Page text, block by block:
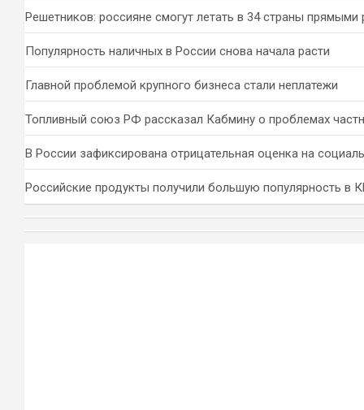
Решетников: россияне смогут летать в 34 страны прямыми
Популярность наличных в России снова начала расти
Главной проблемой крупного бизнеса стали неплатежи
Топливный союз РФ рассказал Кабмину о проблемах
В России зафиксирована отрицательная оценка на
Российские продукты получили большую популярность в